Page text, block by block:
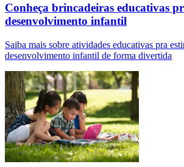
Conheça brincadeiras educativas
desenvolvimento infantil
Saiba mais sobre atividades educativas pra
desenvolvimento infantil de forma divertida